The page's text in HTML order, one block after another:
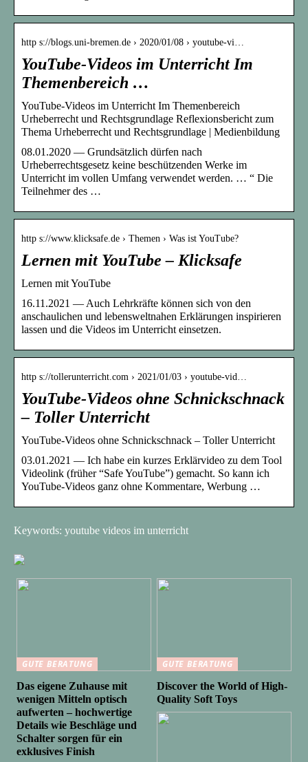
http s://blogs.uni-bremen.de › 2020/01/08 › youtube-vi…
YouTube-Videos im Unterricht Im
Themenbereich …
YouTube-Videos im Unterricht Im Themenbereich
Urheberrecht und Rechtsgrundlage Reflexionsbericht zum
Thema Urheberrecht und Rechtsgrundlage | Medienbildung
08.01.2020 — Grundsätzlich dürfen nach
Urheberrechtsgesetz keine beschützenden Werke im
Unterricht im vollen Umfang verwendet werden. … “ Die
Teilnehmer des …
http s://www.klicksafe.de › Themen › Was ist YouTube?
Lernen mit YouTube – Klicksafe
Lernen mit YouTube
16.11.2021 — Auch Lehrkräfte können sich von den
anschaulichen und lebensweltnahen Erklärungen inspirieren
lassen und die Videos im Unterricht einsetzen.
http s://tollerunterricht.com › 2021/01/03 › youtube-vid…
YouTube-Videos ohne Schnickschnack
– Toller Unterricht
YouTube-Videos ohne Schnickschnack – Toller Unterricht
03.01.2021 — Ich habe ein kurzes Erklärvideo zu dem Tool
Videolink (früher “Safe YouTube”) gemacht. So kann ich
YouTube-Videos ganz ohne Kommentare, Werbung …
Keywords: youtube videos im unterricht
GUTE BERATUNG
Das eigene Zuhause mit
wenigen Mitteln optisch
aufwerten – hochwertige
Details wie Beschläge und
Schalter sorgen für ein
exklusives Finish
GUTE BERATUNG
Discover the World of High-
Quality Soft Toys